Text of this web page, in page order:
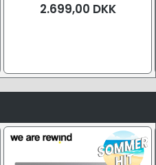
2.699,00 DKK